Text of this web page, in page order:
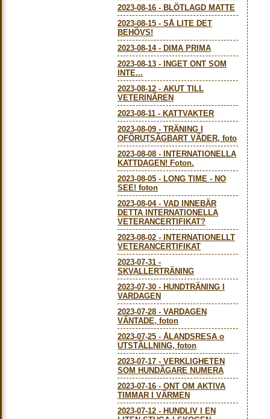
2023-08-16 - BLÖTLAGD MATTE
2023-08-15 - SÅ LITE DET
BEHÖVS!
2023-08-14- DIMA PRIMA
2023-08-13 -
INGET ONT SOM
INTE...
2023-08-12 - AKUT TILL
VETERINÄREN
2023-08-11 - KATTVAKTER
2023-08-09 - TRÄNING I
OFÖRUTSÄGBART VÄDER, foto
2023-08-08 -
INTERNATIONELLA
KATTDAGEN! Foton.
2023-08-05 - LONG TIME - NO
SEE! foton
2023-08-04- VAD INNEBÄR
DETTA INTERNATIONELLA
VETERANCERTIFIKAT?
2023-08-02 -
INTERNATIONELLT
VETERANCERTIFIKAT
2023-07-31 -
SKVALLERTRÄNING
2023-07-30 - HUNDTRÄNING I
VARDAGEN
2023-07-28 - VARDAGEN
VÄNTADE, foton
2023-07-25 - ÅLANDSRESA o
UTSTÄLLNING, foton
2023-07-17 - VERKLIGHETEN
SOM HUNDÄGARE NUMERA
2023-07-16 - ONT OM AKTIVA
TIMMAR I VÄRMEN
2023-07-12 - HUNDLIV I EN